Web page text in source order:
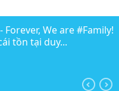
We are
tồn tại duy...